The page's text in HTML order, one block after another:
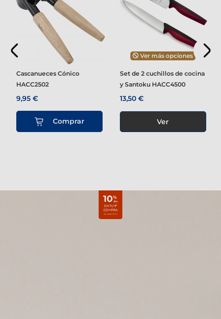
Cascanueces Cónico
HACC2502
9,95 €
Comprar
Ver más opciones
Set de 2 cuchillos de cocina
y Santoku HACC4500
13,50 €
Ver